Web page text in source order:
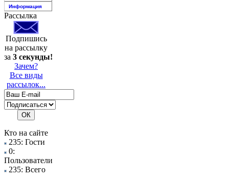
Информация
Рассылка
Подпишись
на рассылку
за 3 секунды!
Зачем?
Все виды
рассылок...
Кто на сайте
235: Гости
0:
Пользователи
235: Всего